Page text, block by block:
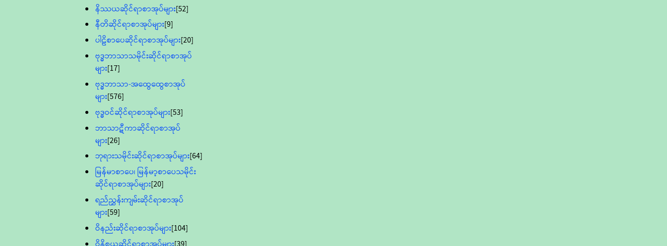
နိဿယဆိုင်ရာစာအုပ်များ[52]
နီတိဆိုင်ရာစာအုပ်များ[9]
ပါဠိစာပေဆိုင်ရာစာအုပ်များ[20]
ဗုဒ္ဓဘာသာသမိုင်းဆိုင်ရာစာအုပ်
များ[17]
ဗုဒ္ဓဘာသာ-အထွေထွေစာအုပ်
များ[576]
ဗုဒ္ဓဝင်ဆိုင်ရာစာအုပ်များ[53]
ဘာသာဋီကာဆိုင်ရာစာအုပ်
များ[26]
ဘုရားသမိုင်းဆိုင်ရာစာအုပ်များ[64]
မြန်မာစာပေ၊ မြန်မာ့စာပေသမိုင်း
ဆိုင်ရာစာအုပ်များ[20]
ရည်ညွှန်းကျမ်းဆိုင်ရာစာအုပ်
များ[59]
ဝိနည်းဆိုင်ရာစာအုပ်များ[104]